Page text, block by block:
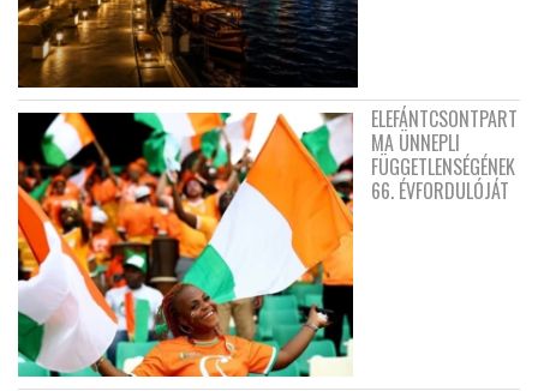
ELEFÁNTCSONTPART
MA ÜNNEPLI
FÜGGETLENSÉGÉNEK
66. ÉVFORDULÓJÁT